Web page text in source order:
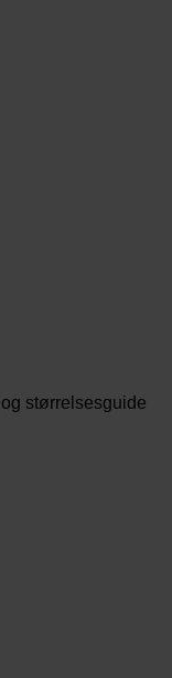
størrelsesguide